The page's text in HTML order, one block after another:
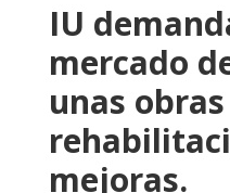
IU
mercado
unas
mejoras.